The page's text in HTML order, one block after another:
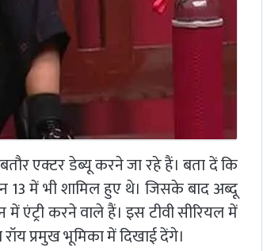
एक्टर डेब्यू करने जा रहे हैं। बता दें कि
13 में भी शामिल हुए थे। जिसके बाद अब्दू
में एंट्री करने वाले हैं। इस टीवी सीरियल में
प्रमुख भूमिका में दिखाई देंगे।